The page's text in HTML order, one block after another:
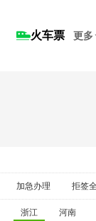
火车票 更多
加急办理 拒签
浙江
河南